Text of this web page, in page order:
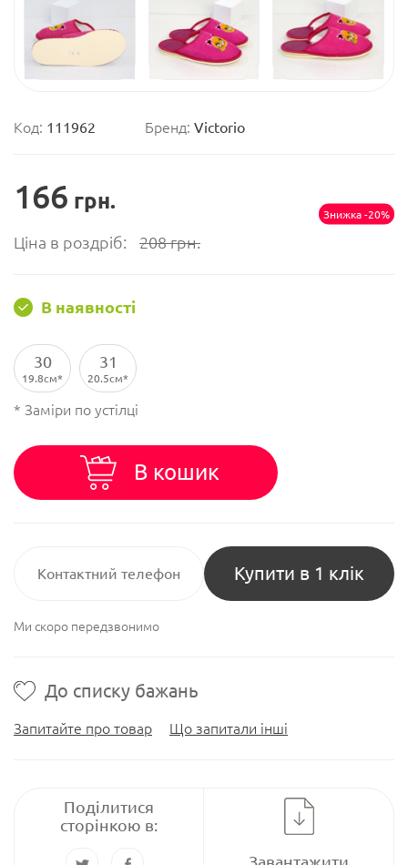
Код: 111962 Бренд: Victorio
166 грн.
Ціна в роздріб: 208грн.
Знижка -20%
В наявності
30
19.8см
31
20.5см
* Заміри по устілці
В кошик
Купити в 1 клік
Ми скоро передзвонимо
До списку бажань
Запитайте про товар Що запитали інші
Поділитися
сторінкою в:
Завантажити